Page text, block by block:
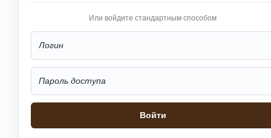
Или войдите стандартным способом